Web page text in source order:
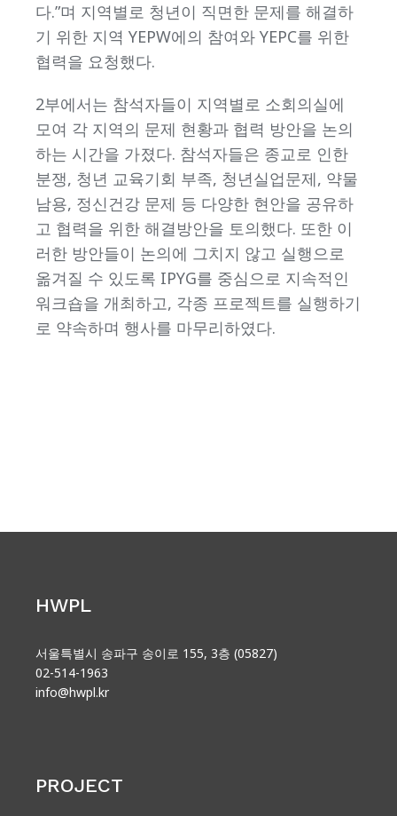
다.”며 지역별로 청년이 직면한 문제를 해결하
기 위한 지역 YEPW에의 참여와 YEPC를 위한
협력을 요청했다.
2부에서는 참석자들이 지역별로 소회의실에
모여 각 지역의 문제 현황과 협력 방안을 논의
하는 시간을 가졌다. 참석자들은 종교로 인한
분쟁, 청년 교육기회 부족, 청년실업문제, 약물
남용, 정신건강 문제 등 다양한 현안을 공유하
고 협력을 위한 해결방안을 토의했다. 또한 이
러한 방안들이 논의에 그치지 않고 실행으로
옮겨질 수 있도록 IPYG를 중심으로 지속적인
워크숍을 개최하고, 각종 프로젝트를 실행하기
로 약속하며 행사를 마무리하였다.
HWPL
서울특별시 송파구 송이로 155, 3층 (05827)
02-514-1963
info@hwpl.kr
PROJECT